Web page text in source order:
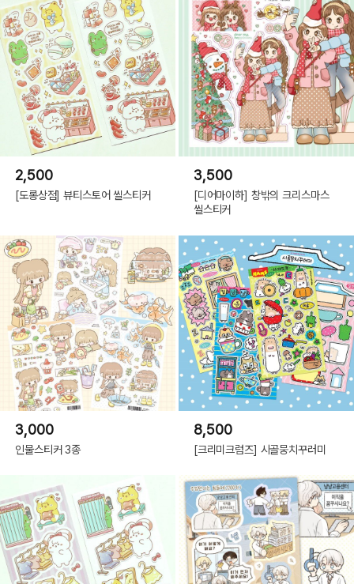
2,500
[도롱상점] 뷰티스토어 씰스티커
3,500
[디어마이하] 창밖의 크리스마스
씰스티커
3,000
인물스티커 3종
8,500
[크리미크럼즈] 시골뭉치꾸러미